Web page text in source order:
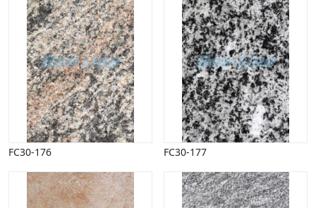
Halloween
Håndværk
Haven
Huse, bygninger
Jagt
Jul
Kærlighed, bryllup
Kommunikation, nyhedsformidling
Køretøjer
Landbrug
Lov, orden
Lyd, billede
FC30-176 FC30-177